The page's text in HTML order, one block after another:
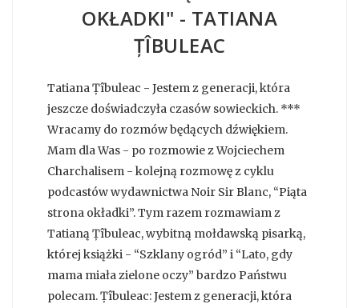
OKŁADKI" - TATIANA
ȚÎBULEAC
Tatiana Țîbuleac - Jestem z generacji, która
jeszcze doświadczyła czasów sowieckich. ***
Wracamy do rozmów będących dźwiękiem.
Mam dla Was - po rozmowie z Wojciechem
Charchalisem - kolejną rozmowę z cyklu
podcastów wydawnictwa Noir Sir Blanc, “Piąta
strona okładki”. Tym razem rozmawiam z
Tatianą Țîbuleac, wybitną mołdawską pisarką,
której książki - “Szklany ogród” i “Lato, gdy
mama miała zielone oczy” bardzo Państwu
polecam. Țîbuleac: Jestem z generacji, która